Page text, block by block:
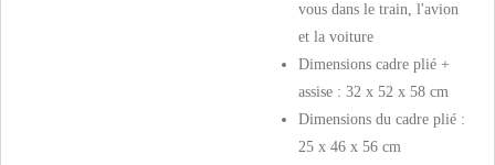
vous dans le train, l'avion
et la voiture
Dimensions cadre plié +
assise : 32 x 52 x 58 cm
Dimensions du cadre plié :
25 x 46 x 56 cm